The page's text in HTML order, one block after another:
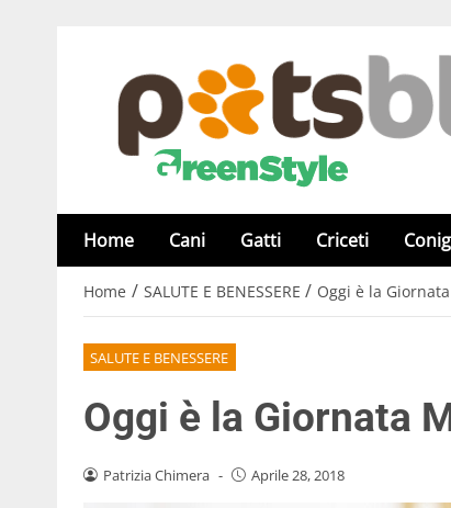
Home Cani Gatti Criceti
Home / SALUTE E BENESSERE / Oggi è la
SALUTE E BENESSERE
Oggi è la Giornata
Patrizia Chimera - Aprile 28, 2018